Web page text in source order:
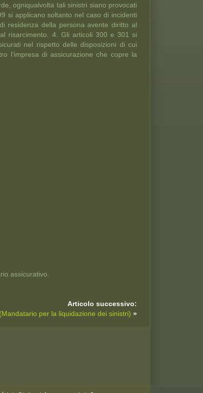
ogniqualvolta tali sinistri siano provocati
si applicano soltanto nel caso di incidenti
residenza della persona avente diritto al
risarcimento. 4. Gli articoli 300 e 301 si
nel rispetto delle disposizioni di cui
l’impresa di assicurazione che copre la
assicurativo.
Articolo successivo:
per la liquidazione dei sinistri) »